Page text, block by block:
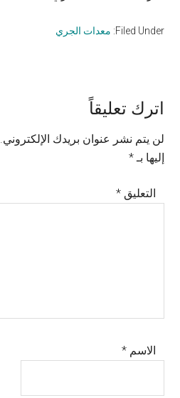
Filed Under: معدات الجري
Reader
Interactions
اترك تعليقاً
لن يتم نشر عنوان بريدك الإلكتروني.
إليها بـ*
التعليق*
الاسم*